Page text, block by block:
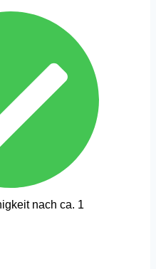
nach ca. 1